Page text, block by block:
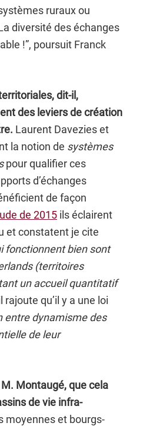
ruraux ou
diversité des échanges
!”, poursuit Franck
dit-il,
des leviers de création
Laurent Davezies et
la notion de systèmes
pour qualifier ces
d’échanges
de façon
de 2015 ils éclairent
et constatent je cite
fonctionnent bien sont
(territoires
un accueil quantitatif
rajoute qu’il y a une loi
entre dynamisme des
de leur
Montaugé, que cela
de vie infra-
moyennes et bourgs-